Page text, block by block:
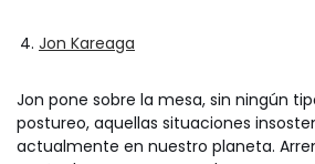
Jon Kareaga
Jon pone sobre la mesa, sin ningún
postureo, aquellas situaciones
actualmente en nuestro planeta.